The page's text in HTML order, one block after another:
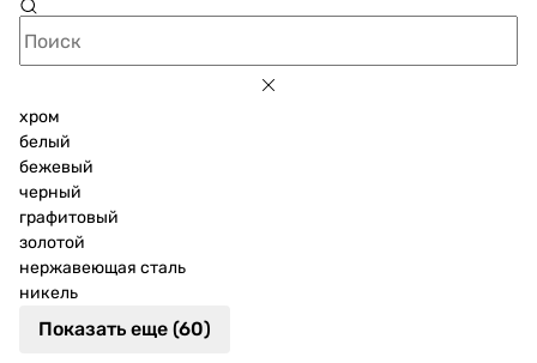
хром
белый
бежевый
черный
графитовый
золотой
нержавеющая сталь
никель
Показать еще (60)